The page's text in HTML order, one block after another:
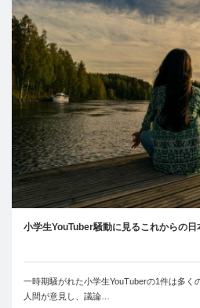
小学生YouTuber騒動に見るこれからの日
一時期騒がれた小学生YouTuberの1件は多く
人間が意見し、議論…